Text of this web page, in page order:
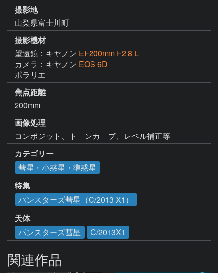
撮影地
山梨県富士川町
撮影機材
望遠鏡：キヤノン EF200mm F2.8 L
カメラ：キヤノン EOS 6D
ポラリエ
焦点距離
200mm
画像処理
コンポジット、トーンカーブ、レベル補正等
カテゴリー
彗星・小惑星・準惑星
特集
パンスターズ彗星（C/2013 X1）
天体
パンスターズ彗星
C/2013X1
関連作品